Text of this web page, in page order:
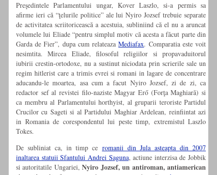
Preşedintele Parlamentului ungar, Kover Laszlo, si-a permis sa
afirme ieri că “ţelurile politice” ale lui Nyiro Jozsef trebuie separate
de activitatea scriitoricească a acestuia, subliniind că el nu a aruncat
volumele lui Eliade “pentru simplul motiv că acesta a făcut parte din
Garda de Fier”, dupa cum relateazaMediafax. Comparatia este voit
nesimtita. Mircea Eliade, filosoful religiilor si propavaduitorul
iubirii crestin-ortodoxe, nu a sustinut niciodata prin scrierile sale un
regim hitlerist care a trimis evrei si romani in lagare de concentrare
aducandu-le moartea, asa cum a facut Nyiro Jozsef, zi de zi, ca
redactor sef al revistei filo-naziste Magyar Erő (Forţa Maghiară) si
ca membru al Parlamentului horthyist, al gruparii teroriste Partidul
Crucilor cu Sageti si al Partidului Maghiar Ardelean, reinfiintat azi
in Romania de corespondentul lui peste timp, extremistul Laszlo
Tokes.
De subliniat ca, in timp ce romanii din Jula asteapta din 2007
inaltarea statuii Sfantului Andrei Saguna, actiune interzisa de Jobbik
si autoritatile Ungariei,Nyiro Jozsef, un antiroman, antiamerican